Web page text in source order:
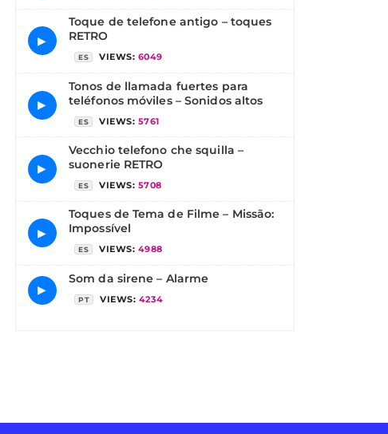
▶
Toque de telefone antigo – toques
RETRO
ES VIEWS: 6049
▶
Tonos de llamada fuertes para
teléfonos móviles – Sonidos altos
ES VIEWS: 5761
▶
Vecchio telefono che squilla –
suonerie RETRO
ES VIEWS: 5708
▶
Toques de Tema de Filme – Missão:
Impossível
ES VIEWS: 4988
▶
Som da sirene – Alarme
PT VIEWS: 4234